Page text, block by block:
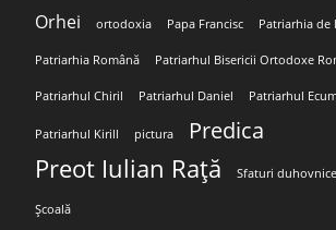
Orhei ortodoxia Papa Francisc Patriarhia de
Patriarhia Română Patriarhul Bisericii Ortodoxe
Patriarhul Chiril Patriarhul Daniel Patriarhul
Patriarhul Kirill pictura Predica
Preot Iulian Rață Sfaturi
Școală